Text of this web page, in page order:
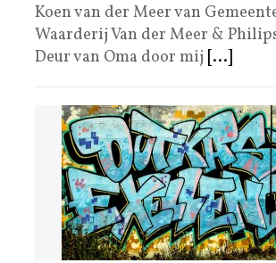
Koen van der Meer van
Waarderij Van der Meer &
Deur van Oma door mij [...]